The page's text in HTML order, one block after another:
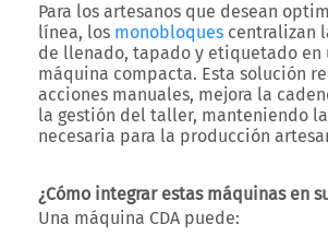
Para los artesanos que desean
línea, los monobloques centralizan
de llenado, tapado y etiquetado en
máquina compacta. Esta solución
acciones manuales, mejora la
la gestión del taller, manteniendo
necesaria para la producción
¿Cómo integrar estas máquinas en
Una máquina CDA puede: